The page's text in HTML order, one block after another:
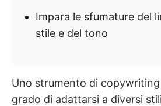
Impara le sfumature del
stile e del tono
Uno strumento di copywriting
grado di adattarsi a diversi